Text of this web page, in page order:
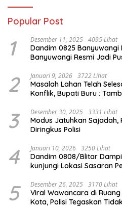
Popular Post
1 Desember 11, 2025 4095 Lihat
Dandim 0825 Banyuwangi
Banyuwangi Resmi Jadi
2 Januari 9, 2026 3722 Lihat
Masalah Lahan Telah
Konflik, Bupati Buru :
3 Desember 30, 2025 3331 Lihat
Modus Jatuhkan Sajadah,
Diringkus Polisi
4 Januari 10, 2026 3250 Lihat
Dandim 0808/Blitar
kunjungi Lokasi Sasaran
5 Desember 26, 2025 3170 Lihat
Viral Wawancara di
Kota, Polisi Tegaskan